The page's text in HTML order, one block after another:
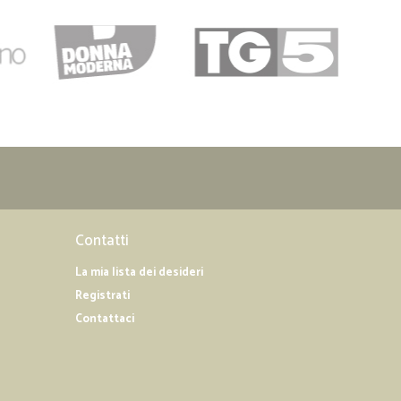
Contatti
La mia lista dei desideri
Registrati
Contattaci